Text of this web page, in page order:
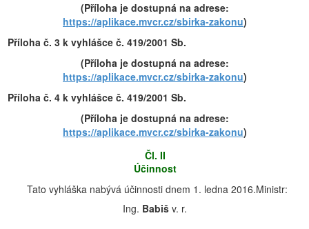
(Příloha je dostupná na adrese:
https://aplikace.mvcr.cz/sbirka-zakonu)
Příloha č. 3 k vyhlášce č. 419/2001 Sb.
(Příloha je dostupná na adrese:
https://aplikace.mvcr.cz/sbirka-zakonu)
Příloha č. 4 k vyhlášce č. 419/2001 Sb.
(Příloha je dostupná na adrese:
https://aplikace.mvcr.cz/sbirka-zakonu)
Čl. II
Účinnost
Tato vyhláška nabývá účinnosti dnem 1. ledna 2016.Ministr:
Ing. Babiš v. r.